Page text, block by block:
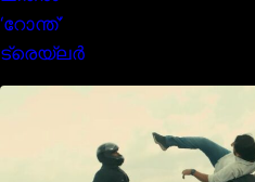
ബസൂക്ക ട്രൈലർ